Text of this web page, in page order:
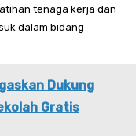
tenaga kerja dan
dalam bidang
Dukung
Gratis